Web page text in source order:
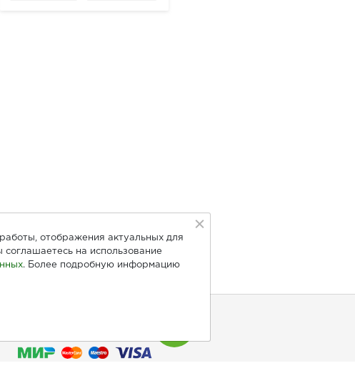
отображения актуальных для
на использование
. Более подробную информацию